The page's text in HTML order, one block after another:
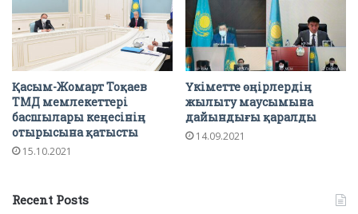
Қасым-Жомарт Тоқаев
ТМД мемлекеттері
басшылары кеңесінің
отырысына қатысты
15.10.2021
Үкіметте өңірлердің
жылыту маусымына
дайындығы қаралды
14.09.2021
Recent Posts